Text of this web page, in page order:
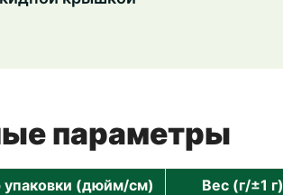
параметры
упаковки (дюйм/см) Вес (г/±1 г)